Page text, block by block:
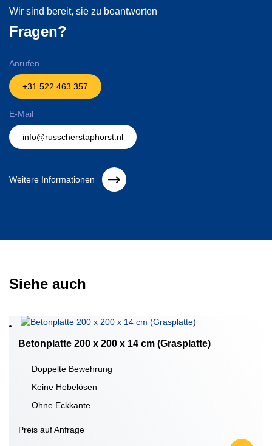
Wir sind bereit, sie zu beantworten
Fragen?
Anrufen
+31 522 463 357
E-Mail
info@russcherstaphorst.nl
Weitere Informationen
Siehe auch
Betonplatte 200 x 200 x 14 cm (Grasplatte)
Doppelte Bewehrung
Keine Hebelösen
Ohne Eckkante
Preis auf Anfrage